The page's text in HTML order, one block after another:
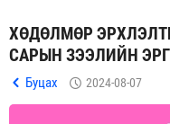
ХӨДӨЛМӨР
САРЫН ЗЭЭЛИЙН
Буцах 2024-08-07